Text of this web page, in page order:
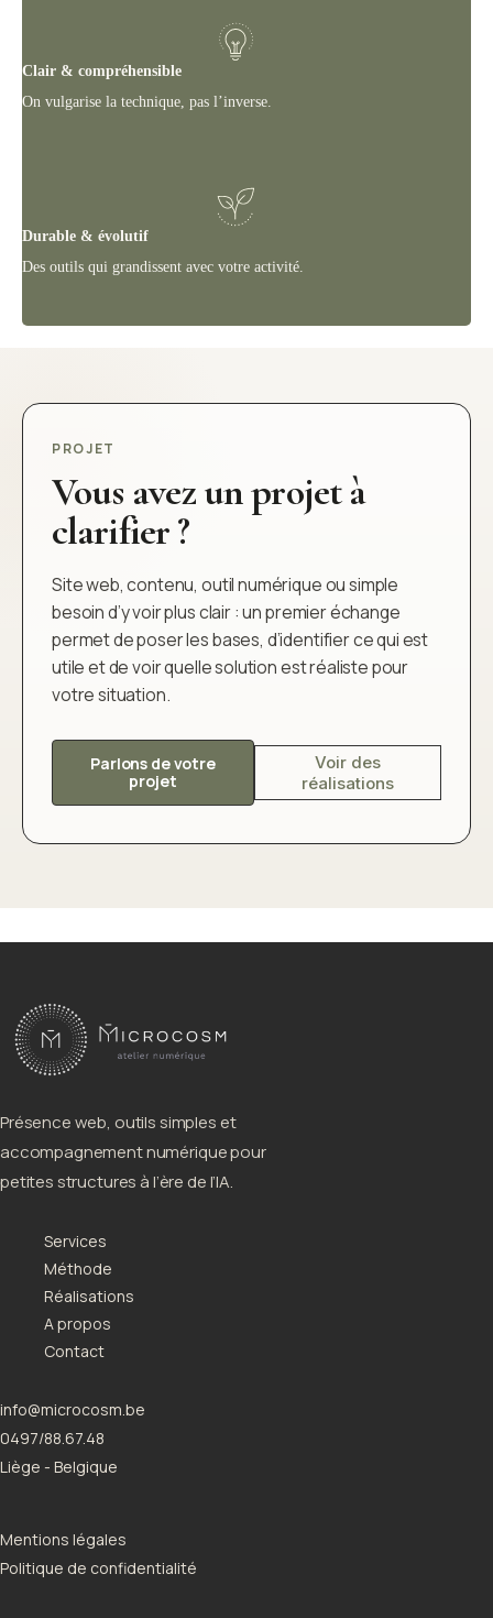
Clair & compréhensible
On vulgarise la technique, pas l’inverse.
Durable & évolutif
Des outils qui grandissent avec votre activité.
PROJET
Vous avez un projet à
clarifier ?
Site web, contenu, outil numérique ou simple
besoin d’y voir plus clair : un premier échange
permet de poser les bases, d’identifier ce qui est
utile et de voir quelle solution est réaliste pour
votre situation.
Parlons de votre
projet
Voir des
réalisations
Présence web, outils simples et
accompagnement numérique pour
petites structures à l’ère de l’IA.
Services
Méthode
Réalisations
A propos
Contact
info@microcosm.be
0497/88.67.48
Liège - Belgique
Mentions légales
Politique de confidentialité